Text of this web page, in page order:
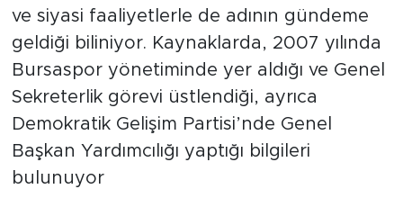
ve siyasi faaliyetlerle de adının gündeme
geldiği biliniyor. Kaynaklarda, 2007 yılında
Bursaspor yönetiminde yer aldığı ve Genel
Sekreterlik görevi üstlendiği, ayrıca
Demokratik Gelişim Partisi’nde Genel
Başkan Yardımcılığı yaptığı bilgileri
bulunuyor